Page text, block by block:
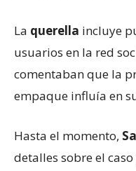
La querella incluye
usuarios en la red
comentaban que la
empaque influía en
Hasta el momento,
detalles sobre el